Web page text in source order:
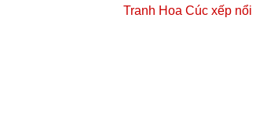
Tranh Hoa Cúc xếp nổi